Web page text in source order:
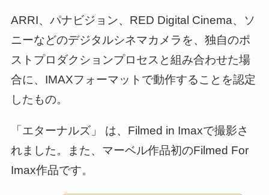
ARRI、パナビジョン、RED Digital Cinema、ソ
ニーなどのデジタルシネマカメラを、独自のポ
ストプロダクションプロセスと組み合わせた場
合に、IMAXフォーマットで動作することを認定
したもの。
「エターナルズ」 は、Filmed in Imaxで撮影さ
れました。また、マーベル作品初のFilmed For
Imax作品です。